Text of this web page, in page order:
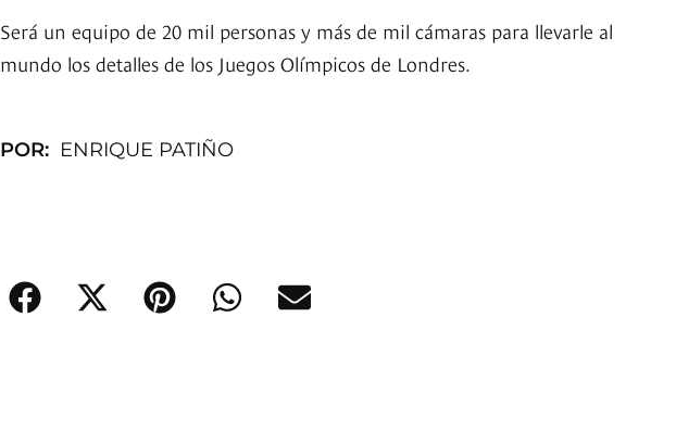
Será un equipo de 20 mil personas y más de mil cámaras para llevarle al
mundo los detalles de los Juegos Olímpicos de Londres.
POR: ENRIQUE PATIÑO